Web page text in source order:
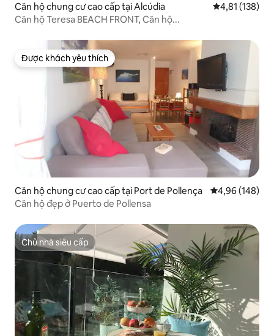
Căn hộ chung cư cao cấp tại Alcúdia Xếp hạng
4,81 (138)
Căn hộ Teresa BEACH FRONT, Căn hộ...
Được khách yêu thích
Được khách yêu thích
Căn hộ chung cư cao cấp tại Port de Pollença Xếp hạng
4,96 (148)
Căn hộ đẹp ở Puerto de Pollensa
Chủ nhà siêu cấp
Chủ nhà siêu cấp